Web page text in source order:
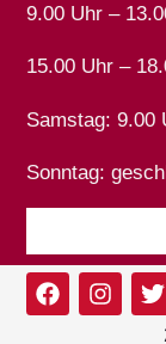
9.00 Uhr –
15.00 Uhr –
Samstag: 9.00
Sonntag: